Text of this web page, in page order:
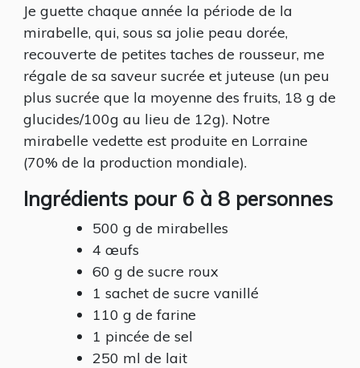
Je guette chaque année la période de la
mirabelle, qui, sous sa jolie peau dorée,
recouverte de petites taches de rousseur, me
régale de sa saveur sucrée et juteuse (un peu
plus sucrée que la moyenne des fruits, 18 g de
glucides/100g au lieu de 12g). Notre
mirabelle vedette est produite en Lorraine
(70% de la production mondiale).
Ingrédients pour 6 à 8 personnes
500 g de mirabelles
4 œufs
60 g de sucre roux
1 sachet de sucre vanillé
110 g de farine
1 pincée de sel
250 ml de lait